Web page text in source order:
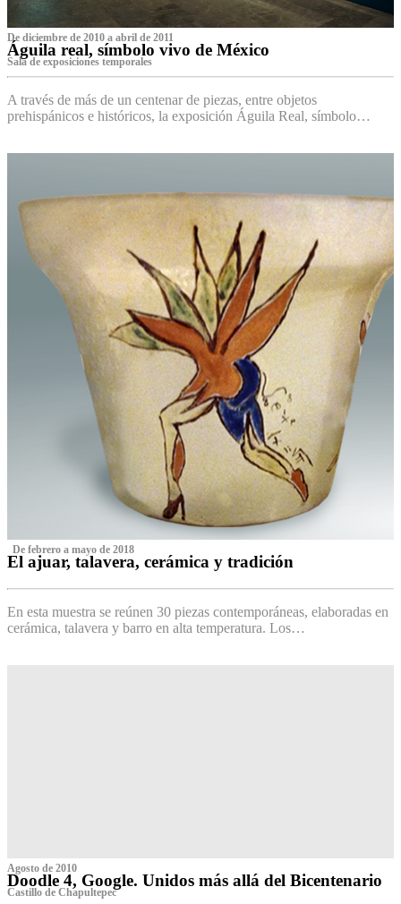
De diciembre de 2010 a abril de 2011
Águila real, símbolo vivo de México
Sala de exposiciones temporales
A través de más de un centenar de piezas, entre objetos
prehispánicos e históricos, la exposición Águila Real, símbolo…
‌ De febrero a mayo de 2018
El ajuar, talavera, cerámica y tradición
En esta muestra se reúnen 30 piezas contemporáneas, elaboradas en
cerámica, talavera y barro en alta temperatura. Los…
Agosto de 2010
Doodle 4, Google. Unidos más allá del Bicentenario
Castillo de Chapultepec